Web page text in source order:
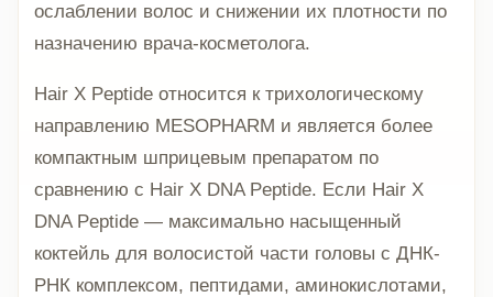
ослаблении волос и снижении их плотности по
назначению врача-косметолога.
Hair X Peptide относится к трихологическому
направлению MESOPHARM и является более
компактным шприцевым препаратом по
сравнению с Hair X DNA Peptide. Если Hair X
DNA Peptide — максимально насыщенный
коктейль для волосистой части головы с ДНК-
РНК комплексом, пептидами, аминокислотами,